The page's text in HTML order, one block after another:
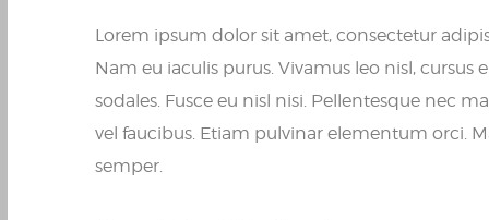
Lorem ipsum dolor sit amet, consectetur
Nam eu iaculis purus. Vivamus leo nisl,
sodales. Fusce eu nisl nisi. Pellentesque nec
vel faucibus. Etiam pulvinar elementum orci.
semper.